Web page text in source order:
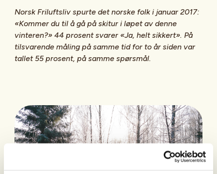
Norsk Friluftsliv spurte det norske folk i januar 2017:
«Kommer du til å gå på skitur i løpet av denne
vinteren?» 44 prosent svarer «Ja, helt sikkert». På
tilsvarende måling på samme tid for to år siden var
tallet 55 prosent, på samme spørsmål.